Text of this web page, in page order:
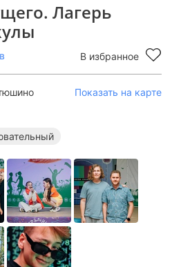
Лагерь
В избранное
Показать на карте